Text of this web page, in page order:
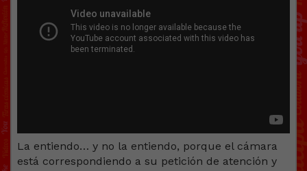
La entiendo… y no la entiendo, porque el cámara
está correspondiendo a su petición de atención y